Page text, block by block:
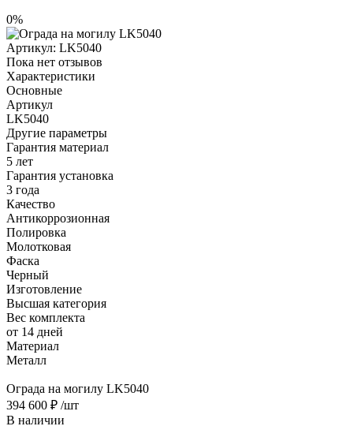
0%
Артикул: LK5040
Пока нет отзывов
Характеристики
Основные
Артикул
LK5040
Другие параметры
Гарантия материал
5 лет
Гарантия установка
3 года
Качество
Антикоррозионная
Полировка
Молотковая
Фаска
Черный
Изготовление
Высшая категория
Вес комплекта
от 14 дней
Материал
Металл
Ограда на могилу LK5040
394 600 ₽ /шт
В наличии